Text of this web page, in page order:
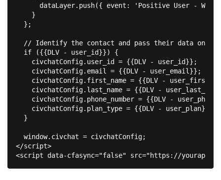
dataLayer.push({ event: 'Positive User -
    }
  };
// Identify the contact and pass their data only
  if ({{DLV - user_id}}) {
    civchatConfig.user_id = {{DLV - user_id}};
    civchatConfig.email = {{DLV - user_email}};
civchatConfig.first_name = {{DLV -
civchatConfig.last_name = {{DLV -
civchatConfig.phone_number = {{DLV -
    civchatConfig.plan_type = {{DLV - user_plan}};
  }
  window.civchat = civchatConfig;
</script>